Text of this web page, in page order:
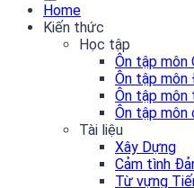
Home
Kiến thức
Học tập
Ôn tập môn
Ôn tập môn
Ôn tập môn
Ôn tập môn
Tài liệu
Xây Dựng
Cảm tình
Từ vựng